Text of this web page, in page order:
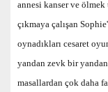
annesi kanser ve
çıkmaya çalışan
oynadıkları cesaret
yandan zevk bir
masallardan çok daha